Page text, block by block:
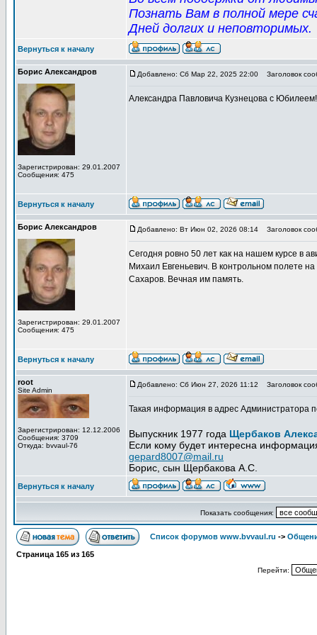
Познать Вам в полной мере
Дней долгих и неповторимых.
Вернуться к началу
Борис Александров
Зарегистрирован: 29.01.2007
Сообщения: 475
Добавлено: Сб Мар 22, 2025 22:00 Заголовок
Александра Павловича Кузнецова с Юбилеем!
Вернуться к началу
Борис Александров
Зарегистрирован: 29.01.2007
Сообщения: 475
Добавлено: Вт Июн 02, 2026 08:14 Заголовок
Сегодня ровно 50 лет как на нашем курсе в
Михаил Евгеньевич. В контрольном полете
Сахаров. Вечная им память.
Вернуться к началу
root
Site Admin
Зарегистрирован: 12.12.2006
Сообщения: 3709
Откуда: bvvaul-76
Добавлено: Сб Июн 27, 2026 11:12 Заголовок
Такая информация в адрес Администратора
Выпускник 1977 года Щербаков
Если кому будет интересна
gepard8007@mail.ru
Борис, сын Щербакова А.С.
Вернуться к началу
Показать сообщения:
Список форумов www.bvvaul.ru ->
Страница 165 из 165
Перейти: